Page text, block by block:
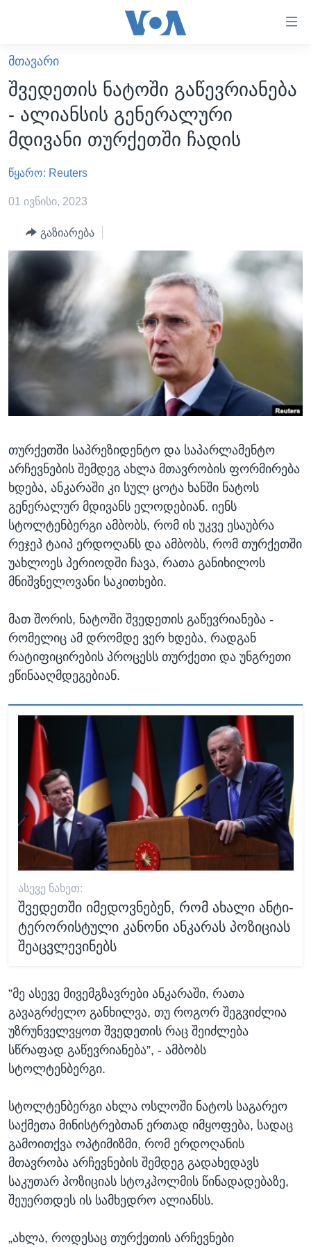
ხელმისაწვდომობისთვის
გადადით
მთავარზე
გადადით
მთავარ
ნავიგაციაზე
გადადით
ძიებაზე
ᲐᲮᲐᲚᲘ ᲐᲛᲑᲔᲑᲘ
ᲡᲐᲥᲐᲠᲗᲕᲔᲚᲝ
ᲐᲨᲨ
ᲐᲨᲨ-ᲘᲡ ᲐᲠᲩᲔᲕᲜᲔᲑᲘ 2024
ᲛᲡᲝᲤᲚᲘᲝ
ᲕᲘᲓᲔᲝᲔᲑᲘ
ᲒᲐᲓᲐᲪᲔᲛᲔᲑᲘ
ᲕᲐᲨᲘᲜᲒᲢᲝᲜᲘ ᲓᲦᲔᲡ
ᲮᲔᲓᲕᲐ ᲕᲐᲨᲘᲜᲒᲢᲝᲜᲘᲓᲐᲜ
ᲡᲢᲣᲓᲘᲐ ᲕᲐᲨᲘᲜᲒᲢᲝᲜᲘ
ᲡᲮᲕᲐ ᲡᲘᲐᲮᲚᲔᲔᲑᲘ
ᲞᲝᲚᲘᲢᲘᲙᲐ
ᲔᲙᲝᲜᲝᲛᲘᲙᲐ
ᲯᲐᲜᲛᲠᲗᲔᲚᲝᲑᲐ
ᲒᲐᲚᲘᲚᲔᲝ
ᲓᲔᲖᲘᲜᲤᲝᲠᲛᲐᲪᲘᲐ
ᲠᲣᲡᲔᲗᲘᲡ ᲨᲔᲭᲠᲐ ᲣᲙᲠᲐᲘᲜᲐᲨᲘ
Learning English
ᲛᲗᲐᲕᲐᲠᲘ
შვედეთის ნატოში გაწევრიანება
- ალიანსის გენერალური
მდივანი თურქეთში ჩადის
წყარო: Reuters
01 ივნისი, 2023
გაზიარება
თურქეთში საპრეზიდენტო და საპარლამენტო
არჩევნების შემდეგ ახლა მთავრობის ფორმირება
ხდება, ანკარაში კი სულ ცოტა ხანში ნატოს
გენერალურ მდივანს ელოდებიან. იენს
სტოლტენბერგი ამბობს, რომ ის უკვე ესაუბრა
რეჯეპ ტაიპ ერდოღანს და ამბობს, რომ თურქეთში
უახლოეს პერიოდში ჩავა, რათა განიხილოს
მნიშვნელოვანი საკითხები.
მათ შორის, ნატოში შვედეთის გაწევრიანება -
რომელიც ამ დრომდე ვერ ხდება, რადგან
რატიფიცირების პროცესს თურქეთი და უნგრეთი
ეწინააღმდეგებიან.
ᲐᲡᲔᲕᲔ ᲜᲐᲮᲔᲗ:
შვედეთში იმედოვნებენ, რომ ახალი ანტი-
ტერორისტული კანონი ანკარას პოზიციას
შეაცვლევინებს
”მე ასევე მივემგზავრები ანკარაში, რათა
გავაგრძელო განხილვა, თუ როგორ შეგვიძლია
უზრუნველვყოთ შვედეთის რაც შეიძლება
სწრაფად გაწევრიანება”, - ამბობს
სტოლტენბერგი.
სტოლტენბერგი ახლა ოსლოში ნატოს საგარეო
საქმეთა მინისტრებთან ერთად იმყოფება, სადაც
გამოითქვა ოპტიმიზმი, რომ ერდოღანის
მთავრობა არჩევნების შემდეგ გადახედავს
საკუთარ პოზიციას სტოკჰოლმის წინადადებაზე,
შეუერთდეს ის სამხედრო ალიანსს.
„ახლა, როდესაც თურქეთის არჩევნები